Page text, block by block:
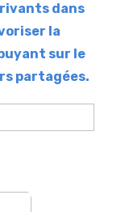
dans
la
sur le
partagées.